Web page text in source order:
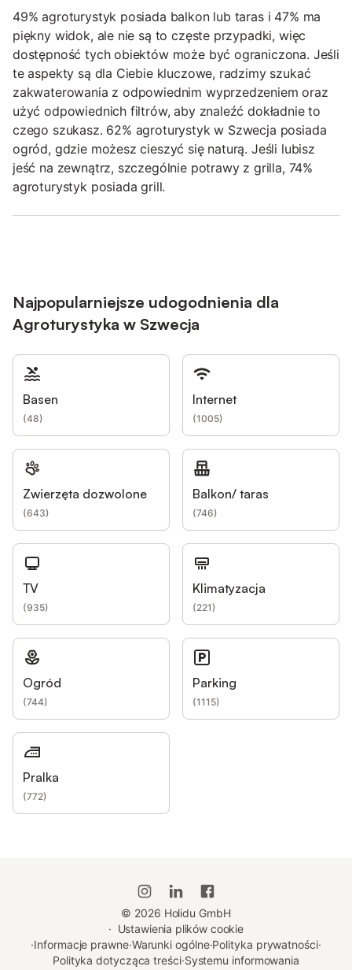
49% agroturystyk posiada balkon lub taras i 47% ma
piękny widok, ale nie są to częste przypadki, więc
dostępność tych obiektów może być ograniczona. Jeśli
te aspekty są dla Ciebie kluczowe, radzimy szukać
zakwaterowania z odpowiednim wyprzedzeniem oraz
użyć odpowiednich filtrów, aby znaleźć dokładnie to
czego szukasz. 62% agroturystyk w Szwecja posiada
ogród, gdzie możesz cieszyć się naturą. Jeśli lubisz
jeść na zewnątrz, szczególnie potrawy z grilla, 74%
agroturystyk posiada grill.
Najpopularniejsze udogodnienia dla
Agroturystyka w Szwecja
Basen
(48)
Internet
(1005)
Zwierzęta dozwolone
(643)
Balkon/ taras
(746)
TV
(935)
Klimatyzacja
(221)
Ogród
(744)
Parking
(1115)
Pralka
(772)
© 2026 Holidu GmbH
· Ustawienia plików cookie
·Informacje prawne·Warunki ogólne·Polityka prywatności·
Polityka dotycząca treści·Systemu informowania